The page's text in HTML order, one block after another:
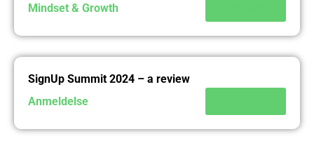
Mindset & Growth
SignUp Summit 2024 – a review
Anmeldelse